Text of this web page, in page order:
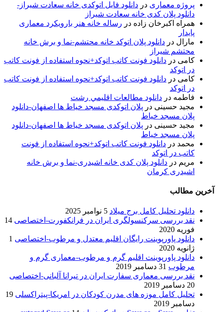
پروژه معماری در دانلود فایل اتوکدی خانه سعادت شیراز-
دانلود پلان کدی خانه سعادت شیراز
همراه اکبرخان زاده در رساله خانه هنر بارویکرد معماری
پایدار
مارال در دانلود پلان اتوکد خانه محتشم-نما و برش خانه
محتشم شیراز
کامی در دانلود فونت کاتب اتوکد+نحوه استفاده از فونت کاتب
در اتوکد
کامی در دانلود فونت کاتب اتوکد+نحوه استفاده از فونت کاتب
در اتوکد
فاطمه در دانلود مطالعات اقليمي رشت
مجید حسینی در پلان اتوکدی مسجد خیاط ها اصفهان-دانلود
پلان مسجد خیاط
مجید حسینی در پلان اتوکدی مسجد خیاط ها اصفهان-دانلود
پلان مسجد خیاط
محمد در دانلود فونت کاتب اتوکد+نحوه استفاده از فونت
کاتب در اتوکد
مریم در دانلود پلان کدی خانه اشیدری-نما و برش خانه
اشیدری کرمان
آخرین مطالب
دانلود تحلیل کامل برج میلاد 5 نوامبر 2025
نقد بررسی سرکنسولگری ایران در فرانکفورت-اختصاصی 14
فوریه 2020
دانلود پاورپوینت رایگان اقلیم معتدل و مرطوب-اختصاصی 1
ژانویه 2020
دانلود پاورپوینت اقلیم گرم و مرطوب-معماری گرم و
مرطوب 31 دسامبر 2019
نقد بررسی معماری سفارت ایران در تیرانا آلبانی-اختصاصی
20 دسامبر 2019
تحلیل کامل موزه های مدرن کودکان در امریکا-پیتراکسلی 19
دسامبر 2019